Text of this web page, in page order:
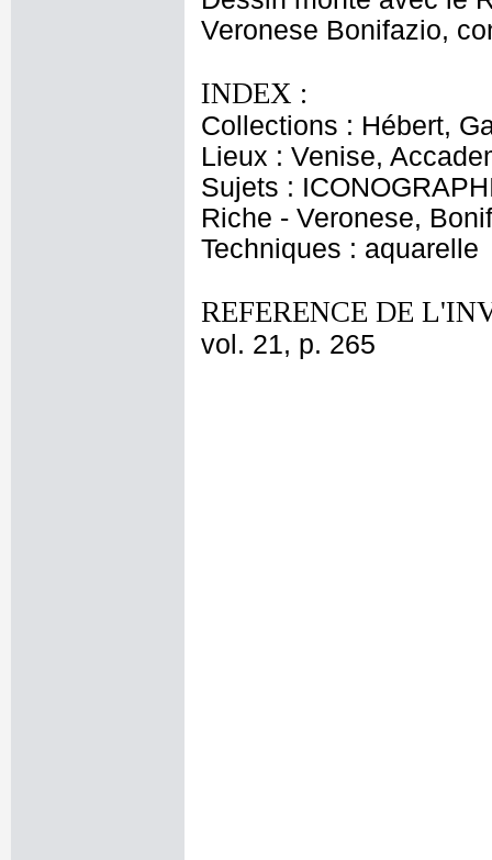
Veronese Bonifazio,
INDEX :
Collections : Hébert,
Lieux : Venise,
Sujets :
Riche - Veronese,
Techniques : aquarelle
REFERENCE DE
vol. 21, p. 265